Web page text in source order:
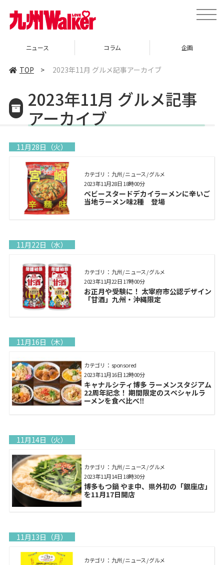
toggle
ニュース コラム 企画
TOP > 2023年11月 グルメ記事アーカイブ
2023年11月 グルメ記事
アーカイブ
11月28日（火）
カテゴリ： 九州 / ニュース / グルメ
ベビースタードデカイラーメンに辛いご
当地ラーメン味2種 登場
2023年11月28日 18時00分
11月22日（水）
カテゴリ： 九州 / ニュース / グルメ
お正月や受験に！ 太宰府市公認デザイン
「甘酒」九州・沖縄限定
2023年11月22日 17時00分
11月16日（木）
カテゴリ： sponsored
キャナルシティ博多 ラーメンスタジアム
22周年記念！ 期間限定のスペシャルラ
ーメンを食べ比べ‼
2023年11月16日 12時00分
11月14日（火）
カテゴリ： 九州 / ニュース / グルメ
博多もつ鍋 やま中、県外初の「銀座店」
を11月17日開店
2023年11月14日 18時30分
11月13日（月）
カテゴリ： 九州 / ニュース / グルメ